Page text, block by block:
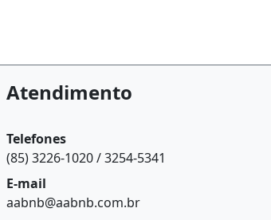
Atendimento
Telefones
(85) 3226-1020 / 3254-5341
E-mail
aabnb@aabnb.com.br